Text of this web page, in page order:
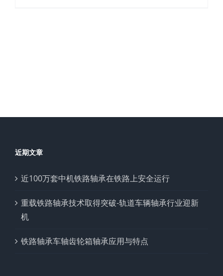
近期文章
近100万套中机铁路轴承在铁路上安全运行
重载铁路轴承技术取得突破-轨道车辆轴承行业迎新
机
铁路轴承车轴齿轮箱轴承应用与特点